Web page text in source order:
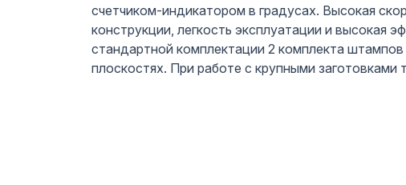
счетчиком-индикатором в градусах. Высокая
конструкции, легкость эксплуатации и высокая
стандартной комплектации 2 комплекта
плоскостях. При работе с крупными заготовками